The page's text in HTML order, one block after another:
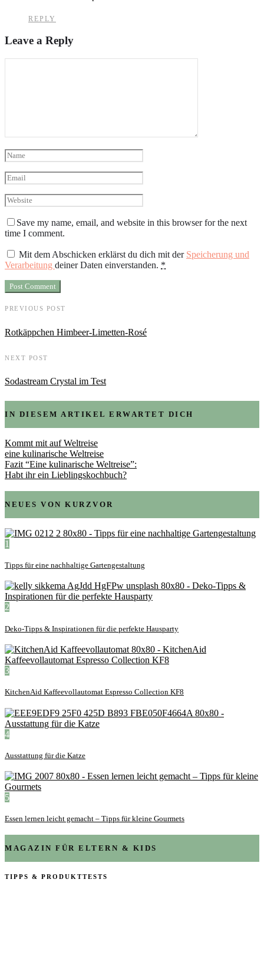
REPLY
Leave a Reply
Save my name, email, and website in this browser for the next
time I comment.
Mit dem Abschicken erklärst du dich mit der Speicherung und
Verarbeitung deiner Daten einverstanden. *
PREVIOUS POST
Rotkäppchen Himbeer-Limetten-Rosé
NEXT POST
Sodastream Crystal im Test
IN DIESEM ARTIKEL ERWARTET DICH
Kommt mit auf Weltreise
eine kulinarische Weltreise
Fazit “Eine kulinarische Weltreise”:
Habt ihr ein Lieblingskochbuch?
NEUES VON KURZVOR
1
Tipps für eine nachhaltige Gartengestaltung
2
Deko-Tipps & Inspirationen für die perfekte Hausparty
3
KitchenAid Kaffeevollautomat Espresso Collection KF8
4
Ausstattung für die Katze
5
Essen lernen leicht gemacht – Tipps für kleine Gourmets
MAGAZIN FÜR ELTERN & KIDS
TIPPS & PRODUKTTESTS